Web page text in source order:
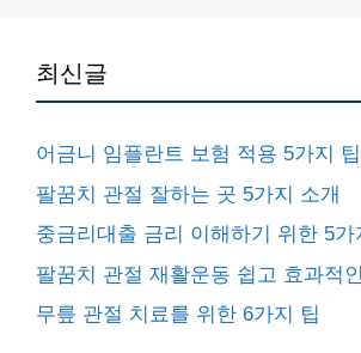
최신글
어금니 임플란트 보험 적용 5가지 팁
팔꿈치 관절 잘하는 곳 5가지 소개
중금리대출 금리 이해하기 위한 5가
팔꿈치 관절 재활운동 쉽고 효과적
무릎 관절 치료를 위한 6가지 팁